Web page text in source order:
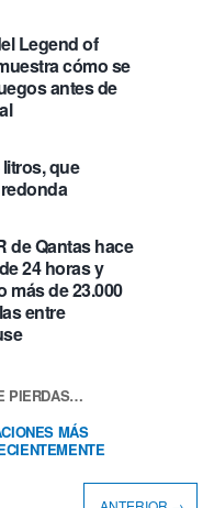
Legend of
cómo se
antes de
que
de Qantas hace
24 horas y
más de 23.000
entre
PIERDAS…
MÁS